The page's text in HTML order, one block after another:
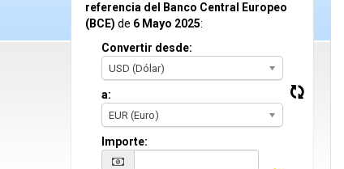
referencia del Banco Central Europeo
(BCE) de 6 Mayo 2025:
Convertir desde:
USD (Dólar)
a:
EUR (Euro)
Importe: